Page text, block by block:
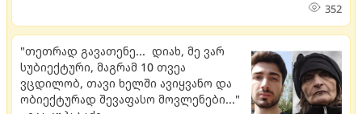
352
"თეთრად გავათენე... დიახ, მე ვარ
სუბიექტური, მაგრამ 10 თვეა
ვცდილობ, თავი ხელში ავიყვანო და
ობიექტურად შევაფასო მოვლენები..."